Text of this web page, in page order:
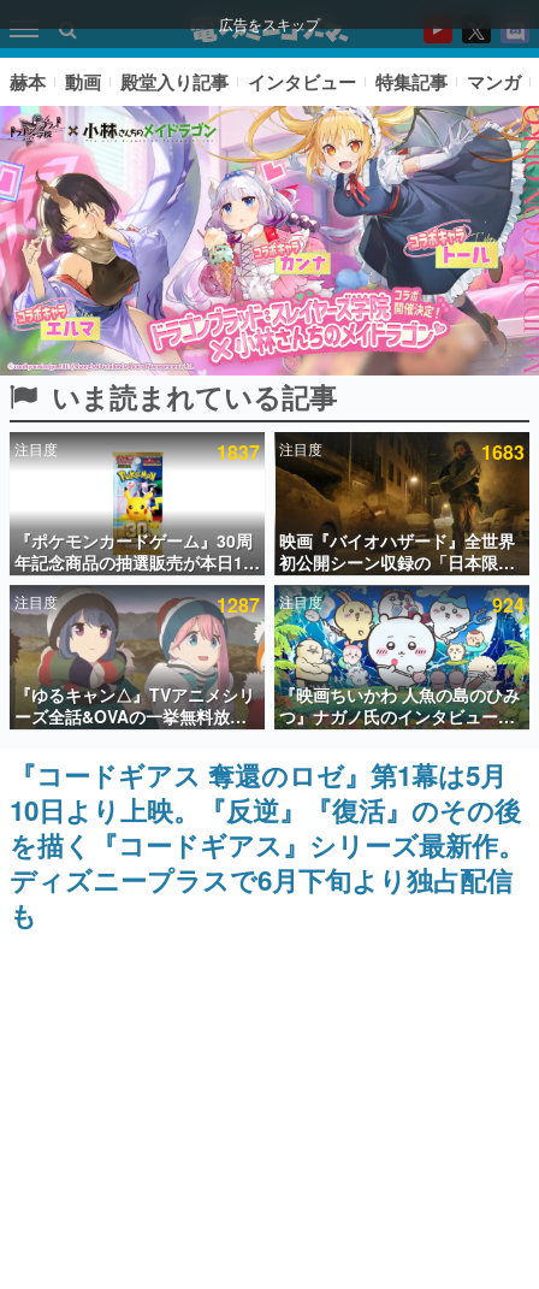
広告をスキップ
ピックアップ
電ファミのいま読まれている記事ランキング
アプリセール情報
インタビュー
連載・特集一覧
殿堂入り記事
SNS拡散数が数千以上！ ページビュー数万以上！ などな
ど。多くの人々に読まれた、電ファミ渾身の“殿堂入り”記
事をまとめました。
ゲームの企画書
名作ゲームクリエイターの方々に製作時のエピソードをお
聞きし、ヒットする企画（ゲーム）とは何か？を探ってい
きます。
赫本
この物語を解いてはいけない。『赫本』は、〈試験問題〉
赫本 動画 殿堂入り記事 インタビュー 特集記事 マンガ
いま読まれている記事
注目度 1837
『ポケモンカードゲーム』30周
年記念商品の抽選販売が本日12
時より開始。拡張パック「30th
CELEBRATION」のボックス
に、「プレミアムデッキセット
エーフィ・ブラッキー」
「FUTURISTIC BOX」の計3商
品
注目度 1683
映画『バイオハザード』全世界
初公開シーン収録の「日本限
定」予告映像が解禁。バイオの
日（8月10日）にあわせて、
「ラクーンシティ総合病院」へ
行く配達人の姿が披露
注目度 1287
『ゆるキャン△』TVアニメシリ
ーズ全話&OVAの一挙無料放送
がABEMAで開催決定。8月11日
「山の日」の午前0時から実施
注目度 924
『映画ちいかわ 人魚の島のひみ
つ』ナガノ氏のインタビューが
解禁。もしまた映画をやれるな
ら「島二郎とオデが取っ組み合
いの喧嘩をする話」にしたいと
『コードギアス 奪還のロゼ』第1幕は5月
10日より上映。『反逆』『復活』のその後
を描く『コードギアス』シリーズ最新作。
ディズニープラスで6月下旬より独占配信
も